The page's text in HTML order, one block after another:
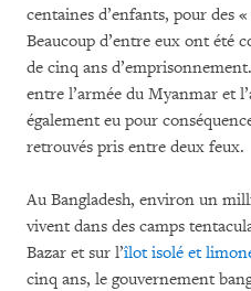
centaines d’enfants, pour des «
Beaucoup d’entre eux ont été
de cinq ans
entre l’armée du Myanmar et
également eu pour
retrouvés pris entre deux feux.
Au Bangladesh, environ un
vivent dans des camps
Bazar et sur l’îlot isolé et
cinq ans, le gouvernement